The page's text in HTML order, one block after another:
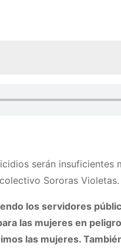
serán insuficientes
Sororas Violetas.
los servidores
las mujeres en
las mujeres.